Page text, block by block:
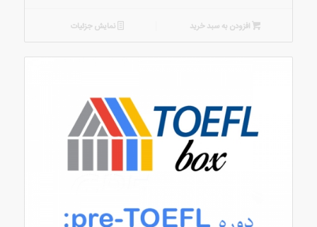
بود.افزودن به سبد خرید نمایش جزئیات